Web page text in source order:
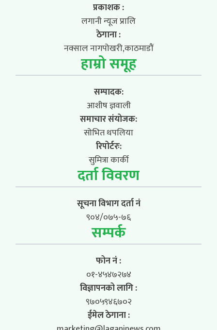
प्रकाशक :
लगानी न्यूज प्रालि
ठेगाना :
नक्साल नागपोखरी,काठमाडौं
हाम्रो समूह
सम्पादक:
आशीष ज्ञवाली
समाचार संयोजक:
सोभित थपलिया
रिपोर्टरः:
सुमित्रा कार्की
दर्ता विवरण
सूचना विभाग दर्ता नं
९०४/०७५-७६
सम्पर्क
फोन नं :
०१-४५४७२७४
विज्ञापनको लागि :
९७०५९४६७०२
ईमेल ठेगाना :